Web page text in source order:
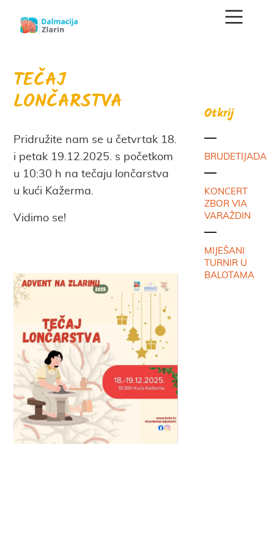
TEČAJ
LONČARSTVA
Pridružite nam se u četvrtak 18.
i petak 19.12.2025. s početkom
u 10:30 h na tečaju lončarstva
u kući Kažerma.
Vidimo se!
Otkrij
BRUDETIJADA
KONCERT
ZBOR VIA
VARAŽDIN
MIJEŠANI
TURNIR U
BALOTAMA